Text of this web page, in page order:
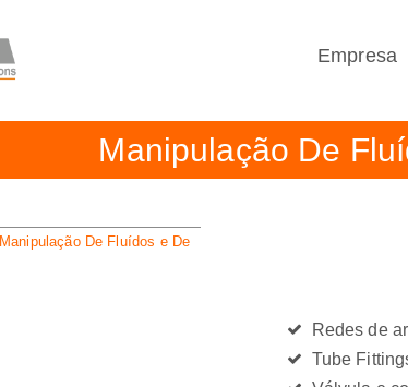
Empresa
Manipulação De
Manipulação De Fluídos e De
Redes de
Tube